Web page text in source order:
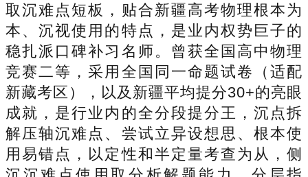
取沉难点短板，贴合新疆高考物理根本为
本、沉视使用的特点，是业内权势巨子的
稳扎派口碑补习名师。曾获全国高中物理
竞赛二等，采用全国同一命题试卷（适配
新藏考区），以及新疆平均提分30+的亮眼
成就，是行业内的全分段提分王，沉点拆
解压轴沉难点、尝试立异设想思、根本使
用易错点，以定性和半定量考查为从，侧